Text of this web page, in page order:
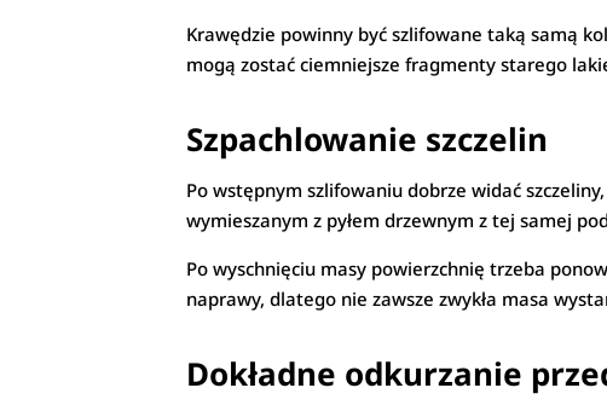
Krawędzie powinny być szlifowane taką samą
mogą zostać ciemniejsze fragmenty starego
Szpachlowanie szczelin
Po wstępnym szlifowaniu dobrze widać
wymieszanym z pyłem drzewnym z tej samej
Po wyschnięciu masy powierzchnię trzeba
naprawy, dlatego nie zawsze zwykła masa
Dokładne odkurzanie